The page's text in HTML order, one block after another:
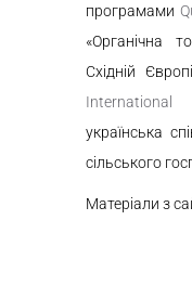
програмами
«Органічна
Східній
International
українська
сільського
Матеріали з